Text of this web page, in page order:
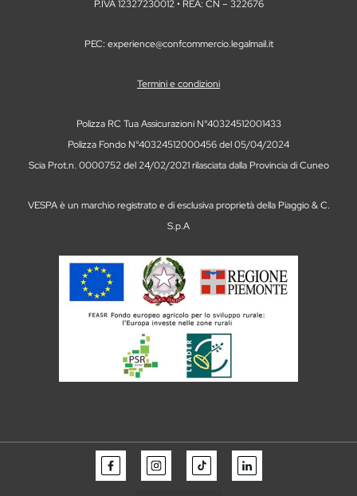
P.IVA 12327230012 • REA: CN – 322676
PEC: experience@confcommercio.legalmail.it
Termini e condizioni
Polizza RC Tua Assicurazioni N°40324512001433
Polizza Fondo N°40324512000456 del 05/04/2024
Scia Prot.n. 0000752 del 24/02/2021 rilasciata dalla Provincia di Cuneo
VESPA è un marchio registrato e di esclusiva proprietà della Piaggio & C.
S.p.A